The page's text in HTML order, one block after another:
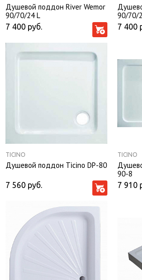
Душевой поддон River Wemor
90/70/24 L
7 400 руб.
90/70/
7 400
TICINO
Душевой поддон Ticino DP-80
7 560 руб.
TICINO
90-8
7 910